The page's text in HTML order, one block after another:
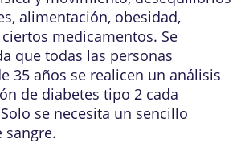
alimentación, obesidad,
medicamentos. Se
que todas las personas
35 años se realicen un análisis
de diabetes tipo 2 cada
se necesita un sencillo
sangre.